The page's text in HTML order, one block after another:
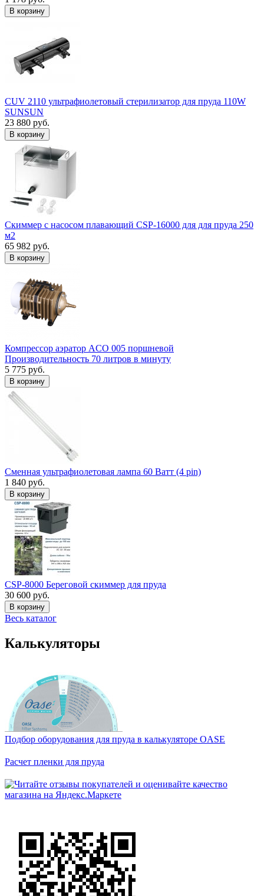
В корзину
CUV 2110 ультрафиолетовый стерилизатор для пруда 110W
SUNSUN
23 880 руб.
В корзину
Скиммер с насосом плавающий CSP-16000 для для пруда 250
м2
65 982 руб.
В корзину
Компрессор аэратор ACO 005 поршневой
Производительность 70 литров в минуту
5 775 руб.
В корзину
Сменная ультрафиолетовая лампа 60 Ватт (4 pin)
1 840 руб.
В корзину
CSP-8000 Береговой скиммер для пруда
30 600 руб.
В корзину
Весь каталог
Калькуляторы
Подбор оборудования для пруда в калькуляторе OASE
Расчет пленки для пруда